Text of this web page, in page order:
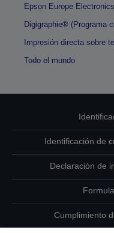
Epson Europe Electronics
Digigraphie® (Programa
Impresión directa sobre
Todo el mundo
Identificación de
Declaración de
Cumplimiento